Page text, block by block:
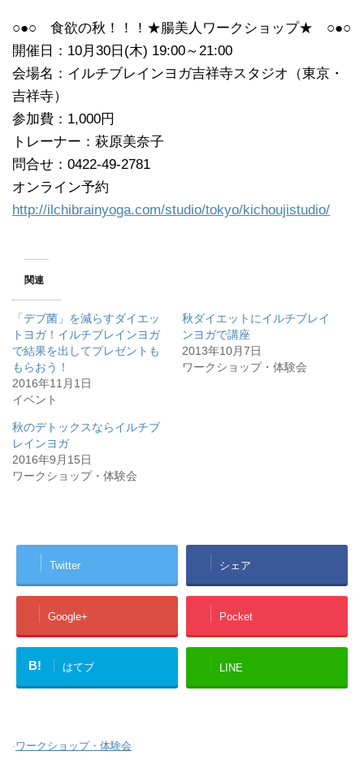
○●○ 食欲の秋！！！★腸美人ワークショップ★ ○●○
開催日：10月30日(木) 19:00～21:00
会場名：イルチブレインヨガ吉祥寺スタジオ（東京・
吉祥寺）
参加費：1,000円
トレーナー：萩原美奈子
問合せ：0422-49-2781
オンライン予約
http://ilchibrainyoga.com/studio/tokyo/kichoujistudio/
関連
「デブ菌」を減らすダイエッ
トヨガ！イルチブレインヨガ
で結果を出してプレゼントも
もらおう！
2016年11月1日
イベント
秋ダイエットにイルチブレイ
ンヨガで講座
2013年10月7日
ワークショップ・体験会
秋のデトックスならイルチブ
レインヨガ
2016年9月15日
ワークショップ・体験会
Twitter シェア
Google+ Pocket
B! はてブ LINE
-ワークショップ・体験会